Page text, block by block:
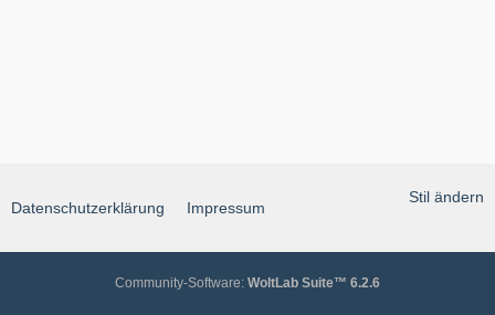
Stil ändern
Datenschutzerklärung Impressum
Community-Software: WoltLab Suite™ 6.2.6